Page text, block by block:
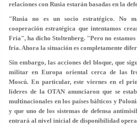
relaciones con Rusia estarán basadas en la
"Rusia no es un socio estratégico. No
cooperación estratégica que intentamos
Fría", ha dicho Stoltenberg. "Pero no
fría. Ahora la situación es completamente
Sin embargo, las acciones del bloque, que
militar en Europa oriental cerca de las
Moscú. En particular, este viernes en el
líderes de la OTAN anunciaron que se
multinacionales en los países bálticos y
y que uno de los sistemas de defensa
entrará al nivel inicial de disponibilidad